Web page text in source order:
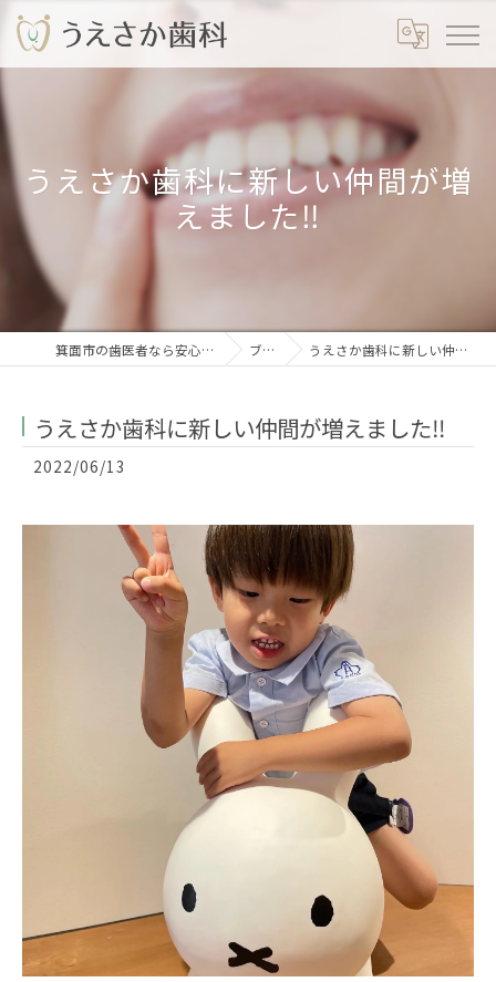
うえさか歯科に新しい仲間が増
えました‼️
箕面市の歯医者なら安心のうえさか歯科 ブログ うえさか歯科に新しい仲間が増えました‼️
うえさか歯科に新しい仲間が増えました‼️
2022/06/13